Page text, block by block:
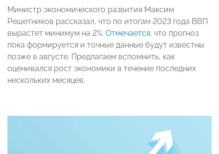
Министр экономического развития Максим
Решетников рассказал, что по итогам 2023 года ВВП
вырастет минимум на 2%. Отмечается, что прогноз
пока формируется и точные данные будут известны
позже в августе. Предлагаем вспомнить, как
оценивался рост экономики в течение последних
нескольких месяцев.